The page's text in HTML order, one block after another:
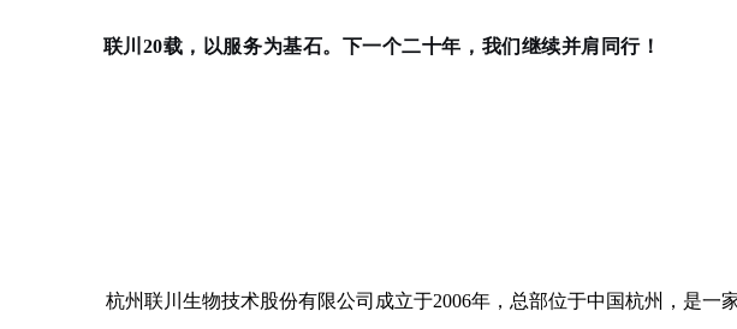
联川20载， 以服务为基石。下一个二十年，我们继续并肩同行！
杭州联川生物技术股份有限公司成立于2006年，总部位于中国杭州，是一